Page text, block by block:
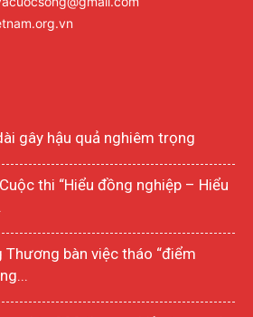
gây hậu quả nghiêm trọng
thi “Hiểu đồng nghiệp – Hiểu
Thương bàn việc tháo “điểm